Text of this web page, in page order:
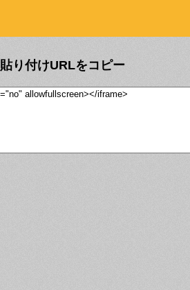
貼り付けURLをコピー